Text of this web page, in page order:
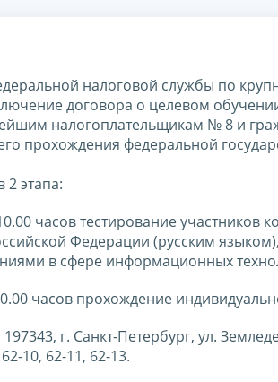
налоговой службы по
договора о целевом
налогоплательщикам № 8 и
прохождения федеральной
2 этапа:
часов тестирование участников
Федерации (русским
в сфере информационных
часов прохождение
г. Санкт-Петербург, ул.
10, 62-11, 62-13.